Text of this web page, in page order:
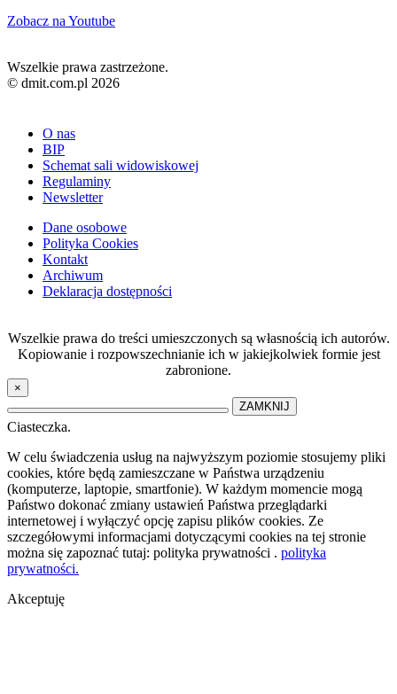
Zobacz na Youtube
Wszelkie prawa zastrzeżone.
© dmit.com.pl 2026
O nas
BIP
Schemat sali widowiskowej
Regulaminy
Newsletter
Dane osobowe
Polityka Cookies
Kontakt
Archiwum
Deklaracja dostępności
Wszelkie prawa do treści umieszczonych są własnością ich autorów.
Kopiowanie i rozpowszechnianie ich w jakiejkolwiek formie jest
zabronione.
×
ZAMKNIJ
Ciasteczka.
W celu świadczenia usług na najwyższym poziomie stosujemy pliki
cookies, które będą zamieszczane w Państwa urządzeniu
(komputerze, laptopie, smartfonie). W każdym momencie mogą
Państwo dokonać zmiany ustawień Państwa przeglądarki
internetowej i wyłączyć opcję zapisu plików cookies. Ze
szczegółowymi informacjami dotyczącymi cookies na tej stronie
można się zapoznać tutaj: polityka prywatności . polityka
prywatności.
Akceptuję